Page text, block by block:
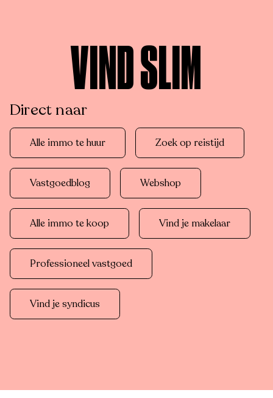
VIND SLIM
Direct naar
Alle immo te huur Zoek op reistijd
Vastgoedblog Webshop
Alle immo te koop Vind je makelaar
Professioneel vastgoed
Vind je syndicus